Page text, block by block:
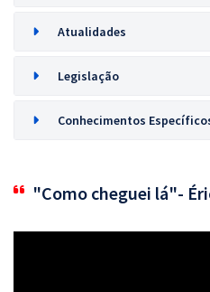
Atualidades
Legislação
Conhecimentos
"Como cheguei lá"-